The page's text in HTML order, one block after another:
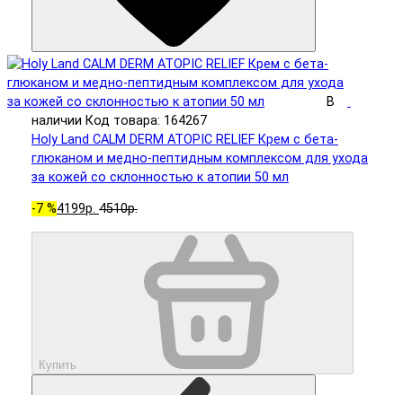
В
наличии Код товара: 164267
Holy Land CALM DERM ATOPIC RELIEF Крем с бета-
глюканом и медно-пептидным комплексом для ухода
за кожей со склонностью к атопии 50 мл
-7 %4199р. 4510р.
Купить